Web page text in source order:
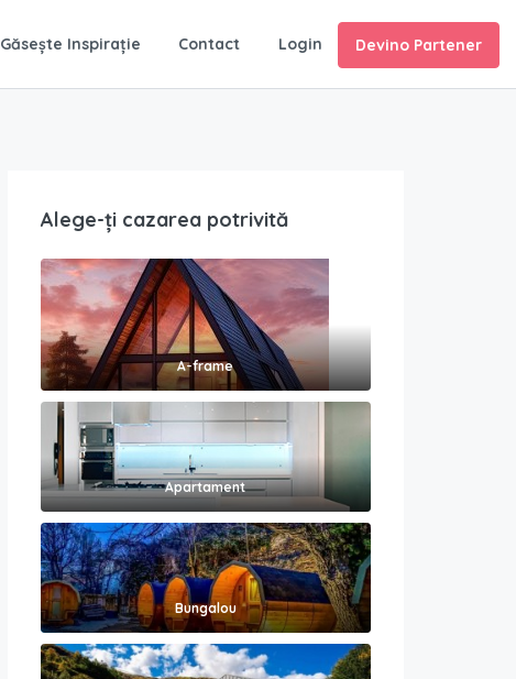
Găsește Inspirație Contact Login Devino Partener
Alege-ți cazarea potrivită
A-frame
Apartament
Bungalou